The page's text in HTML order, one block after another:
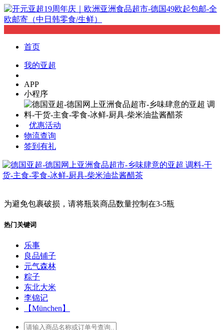
首页
我的亚超
APP
小程序
优惠活动
物流查询
签到有礼
为避免包裹破损，请将瓶装商品数量控制在3-5瓶
热门关键词
乐事
良品铺子
元气森林
粽子
东北大米
李锦记
【München】